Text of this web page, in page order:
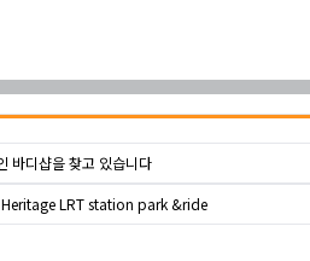
바디샵을 찾고 있습니다
LRT station park &ride